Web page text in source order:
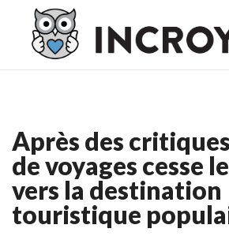
Casino En Ligne France
Casino En Ligne France
Ligne
Après des
de voyages cesse
vers la destination
touristique